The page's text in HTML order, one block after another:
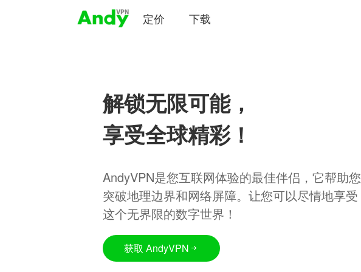
定价 下载
解锁无限可能，
享受全球精彩！
AndyVPN是您互联网体验的最佳伴侣，它帮助您
突破地理边界和网络屏障。让您可以尽情地享受
这个无界限的数字世界！
获取 AndyVPN